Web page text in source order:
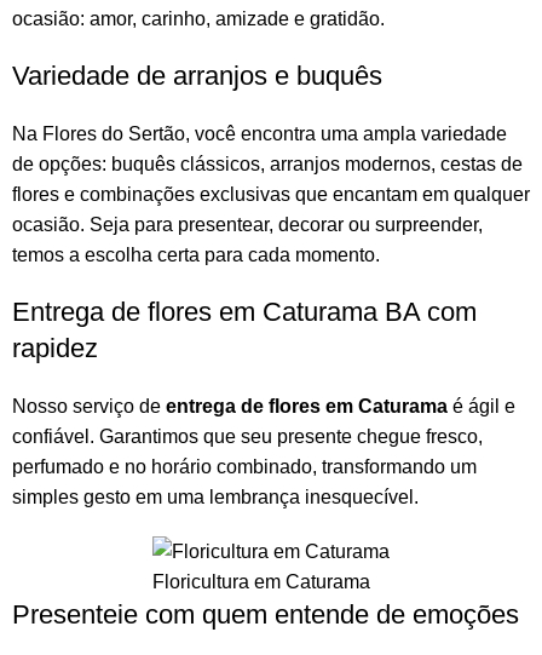
ocasião: amor, carinho, amizade e gratidão.
Variedade de arranjos e buquês
Na Flores do Sertão, você encontra uma ampla variedade
de opções: buquês clássicos, arranjos modernos, cestas de
flores e combinações exclusivas que encantam em qualquer
ocasião. Seja para presentear, decorar ou surpreender,
temos a escolha certa para cada momento.
Entrega de flores em Caturama BA com
rapidez
Nosso serviço de entrega de flores em Caturama é ágil e
confiável. Garantimos que seu presente chegue fresco,
perfumado e no horário combinado, transformando um
simples gesto em uma lembrança inesquecível.
Floricultura em Caturama
Presenteie com quem entende de emoções